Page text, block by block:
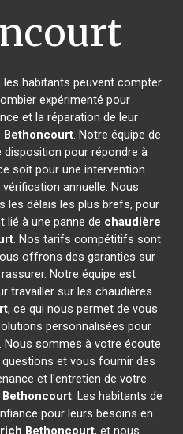
les habitants peuvent compter
expérimenté pour
et la réparation de leur
Bethoncourt. Notre équipe de
pour répondre à
soit pour une intervention
annuelle. Nous
les délais les plus brefs, pour
lié à une panne de chaudière
. Nos tarifs compétitifs sont
offrons des garanties sur
Notre équipe est
travailler sur les chaudières
, ce qui nous permet de vous
personnalisées pour
sommes à votre écoute
et vous fournir des
et l'entretien de votre
Bethoncourt. Les habitants de
pour leurs besoins en
Bethoncourt, et nous